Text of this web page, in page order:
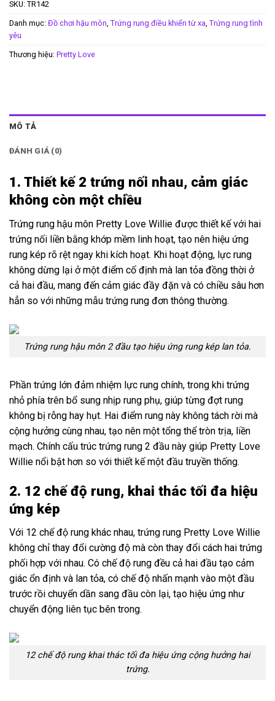
SKU: TR142
Danh mục: Đồ chơi hậu môn Trứng rung điều khiển từ xa Trứng rung tình
yêu
Thương hiệu: Pretty Love
MÔ TẢ
ĐÁNH GIÁ (0)
1. Thiết kế 2 trứng nối nhau, cảm giác
không còn một chiều
Trứng rung hậu môn Pretty Love Willie được thiết kế với hai
trứng nối liền bằng khớp mềm linh hoạt, tạo nên hiệu ứng
rung kép rõ rệt ngay khi kích hoạt. Khi hoạt động, lực rung
không dừng lại ở một điểm cố định mà lan tỏa đồng thời ở
cả hai đầu, mang đến cảm giác đầy đặn và có chiều sâu hơn
hẳn so với những mẫu trứng rung đơn thông thường.
Trứng rung hậu môn 2 đầu tạo hiệu ứng rung kép lan tỏa.
Phần trứng lớn đảm nhiệm lực rung chính, trong khi trứng
nhỏ phía trên bổ sung nhịp rung phụ, giúp từng đợt rung
không bị rỗng hay hụt. Hai điểm rung này không tách rời mà
cộng hưởng cùng nhau, tạo nên một tổng thể tròn trịa, liền
mạch. Chính cấu trúc trứng rung 2 đầu này giúp Pretty Love
Willie nổi bật hơn so với thiết kế một đầu truyền thống.
2. 12 chế độ rung, khai thác tối đa hiệu
ứng kép
Với 12 chế độ rung khác nhau, trứng rung Pretty Love Willie
không chỉ thay đổi cường độ mà còn thay đổi cách hai trứng
phối hợp với nhau. Có chế độ rung đều cả hai đầu tạo cảm
giác ổn định và lan tỏa, có chế độ nhấn mạnh vào một đầu
trước rồi chuyển dần sang đầu còn lại, tạo hiệu ứng như
chuyển động liên tục bên trong.
12 chế độ rung khai thác tối đa hiệu ứng cộng hưởng hai
trứng.